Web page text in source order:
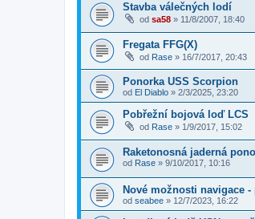
Stavba válečných lodí
od sa58 » 11/8/2007, 18:40
Fregata FFG(X)
od Rase » 16/7/2017, 20:43
Ponorka USS Scorpion
od El Diablo » 2/3/2025, 23:20
Pobřežní bojová loď LCS
od Rase » 1/9/2017, 15:02
Raketonosná jaderná
od Rase » 9/10/2017, 10:16
Nové možnosti navigace -
od seabee » 12/7/2023, 16:22